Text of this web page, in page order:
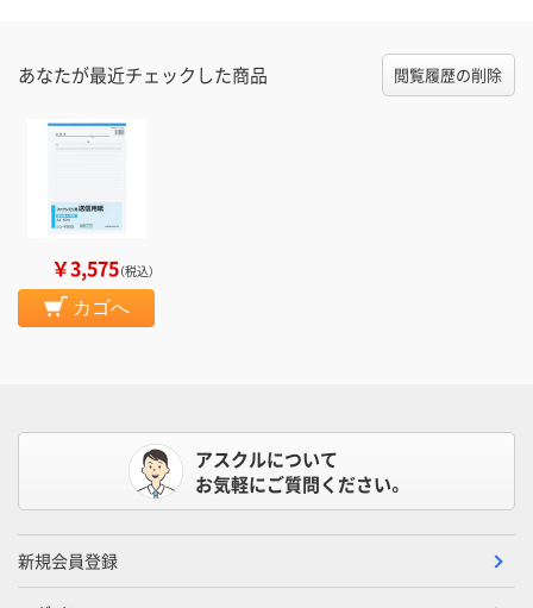
あなたが最近チェックした商品 閲覧履歴の削除
￥3,575（税込）
カゴへ
アスクルについて
お気軽にご質問ください。
新規会員登録